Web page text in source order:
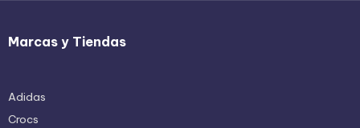
Marcas y Tiendas
Adidas
Crocs